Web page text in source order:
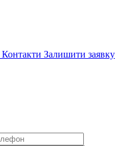
Контакти Залишити заявку